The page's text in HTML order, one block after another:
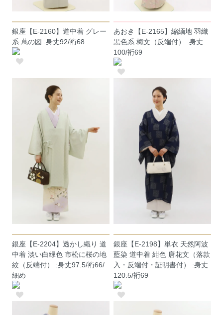
銀座【E-2160】道中着 グレー
系 蔦の図 :身丈92/裄68
あおき【E-2165】縮緬地 羽織
黒色系 梅文（反端付） :身丈
100/裄69
銀座【E-2204】透かし織り 道
中着 淡い白緑色 市松に桜の地
紋（反端付） :身丈97.5/裄66/
細め
銀座【E-2198】単衣 天然阿波
藍染 道中着 紺色 唐花文（落款
入・反端付・証明書付） :身丈
120.5/裄69